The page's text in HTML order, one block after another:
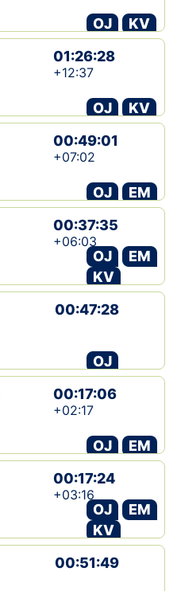
OJ
KV
01:26:28
+12:37
OJ
KV
00:49:01
+07:02
OJ
EM
00:37:35
+06:03
OJ
EM
KV
00:47:28
OJ
00:17:06
+02:17
OJ
EM
00:17:24
+03:16
OJ
EM
KV
00:51:49